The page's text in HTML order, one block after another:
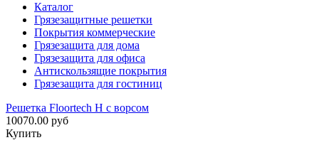
Каталог
Грязезащитные решетки
Покрытия коммерческие
Грязезащита для дома
Грязезащита для офиса
Антискользящие покрытия
Грязезащита для гостиниц
Решетка Floortech H с ворсом
10070.00 руб
Купить